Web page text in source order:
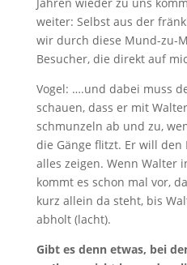
weiter: Selbst aus der
wir durch diese Mund-zu-
Besucher, die direkt auf
Vogel: ….und dabei muss
schauen, dass er mit
schmunzeln ab und zu,
die Gänge flitzt. Er will
alles zeigen. Wenn Walter
kommt es schon mal vor,
kurz allein da steht, bis
abholt (lacht).
Gibt es denn etwas, bei